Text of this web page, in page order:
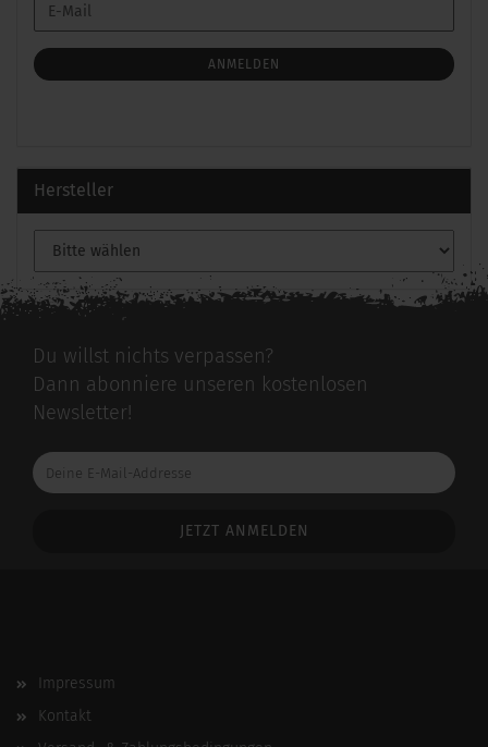
ZUR
ANMELDUNG
E-
Mail
ANMELDEN
Hersteller
Du willst nichts verpassen?
Dann abonniere unseren kostenlosen
Newsletter!
Deine
E-
Impressum
Kontakt